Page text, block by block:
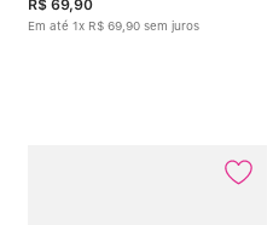
R$ 69,90
Em até 1x R$ 69 90 sem juros